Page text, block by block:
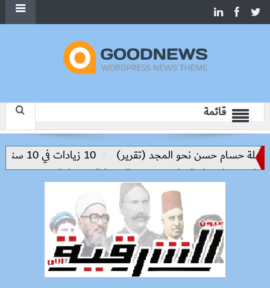
قائمة
حسن نحو المجد (تقرير)
10 زيادات في 10 سنوات.. هل حان الوقت لرفع دعم البنزين نهائيا؟
بناء السلام وتحقيق التنمية المستدامة